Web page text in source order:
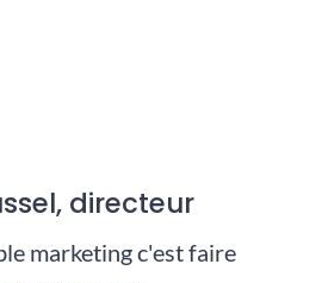
directeur
marketing c'est faire